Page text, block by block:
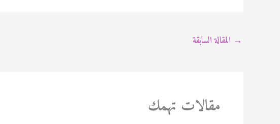
→ المقالة السابقة
مقالات تهمك